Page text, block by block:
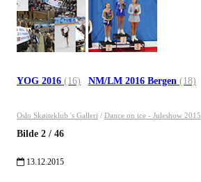
YOG 2016 (16) NM/LM 2016 Bergen (18)
Oslo Skøiteklub 's Galleri / Dance on ice - Juleshow 2015
Bilde 2 / 46
13.12.2015